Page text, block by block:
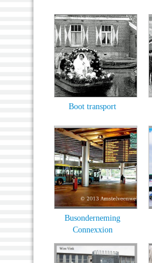
Boot transport
Busonderneming
Connexxion